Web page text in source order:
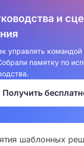
и
управлять
памятку по
Получить
шаблонных